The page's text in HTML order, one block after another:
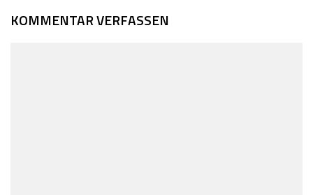
KOMMENTAR VERFASSEN